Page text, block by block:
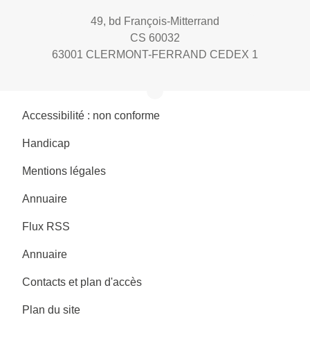
49, bd François-Mitterrand
CS 60032
63001 CLERMONT-FERRAND CEDEX 1
Accessibilité : non conforme
Handicap
Mentions légales
Annuaire
Flux RSS
Annuaire
Contacts et plan d'accès
Plan du site